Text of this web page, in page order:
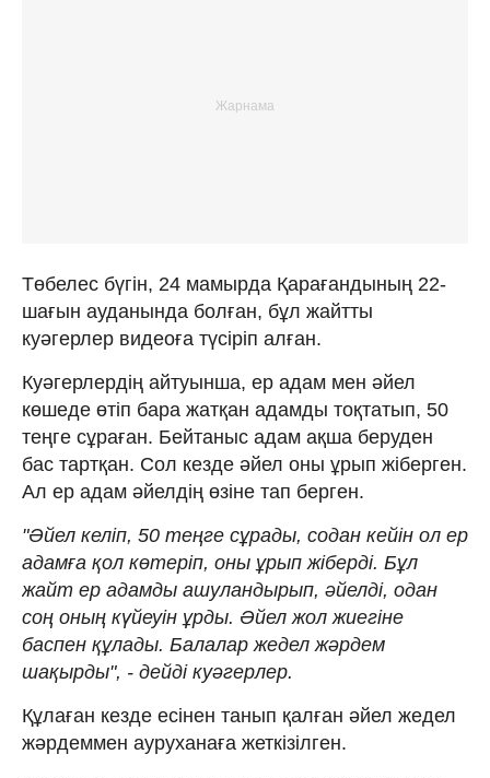
Төбелес бүгін, 24 мамырда Қарағандының 22-
шағын ауданында болған, бұл жайтты
куәгерлер видеоға түсіріп алған.
Куәгерлердің айтуынша, ер адам мен әйел
көшеде өтіп бара жатқан адамды тоқтатып, 50
теңге сұраған. Бейтаныс адам ақша беруден
бас тартқан. Сол кезде әйел оны ұрып жіберген.
Ал ер адам әйелдің өзіне тап берген.
"Әйел келіп, 50 теңге сұрады, содан кейін ол ер
адамға қол көтеріп, оны ұрып жіберді. Бұл
жайт ер адамды ашуландырып, әйелді, одан
соң оның күйеуін ұрды. Әйел жол жиегіне
баспен құлады. Балалар жедел жәрдем
шақырды", - дейді куәгерлер.
Құлаған кезде есінен танып қалған әйел жедел
жәрдеммен ауруханаға жеткізілген.